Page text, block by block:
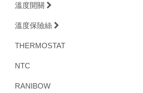
溫度開關
溫度保險絲
THERMOSTAT
NTC
RANIBOW